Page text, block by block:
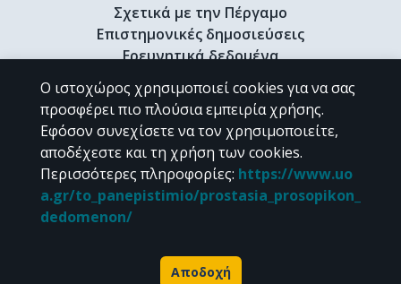
Σχετικά με την Πέργαμο
Επιστημονικές δημοσιεύσεις
Ερευνητικά δεδομένα
Διδακτορικές διατριβές & Γκρίζα βιβλιογραφία
Προφίλ Ερευνητή
CC BY-NC 4.0
Εκτός αν αναφέρεται διαφορετικά, το υλικό της "Περγάμου" διατίθεται
Powered by
Ο ιστοχώρος χρησιμοποιεί cookies για να σας
προσφέρει πιο πλούσια εμπειρία χρήσης.
Εφόσον συνεχίσετε να τον χρησιμοποιείτε,
αποδέχεστε και τη χρήση των cookies.
Περισσότερες πληροφορίες: https://www.uo
a.gr/to_panepistimio/prostasia_prosopikon_
dedomenon/
Αποδοχή